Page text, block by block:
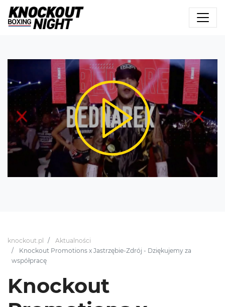
knockout.pl
Aktualności
Knockout Promotions x Jastrzębie-Zdrój - Dziękujemy za
współpracę
Knockout